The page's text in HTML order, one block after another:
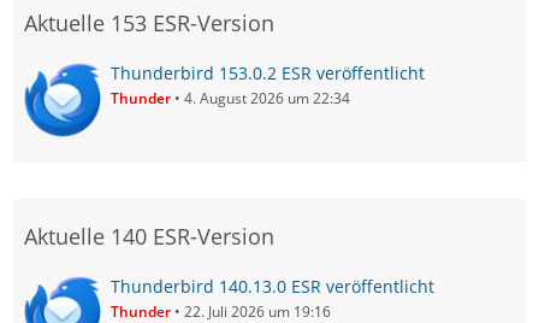
Aktuelle 153 ESR-Version
Thunderbird 153.0.2 ESR veröffentlicht
Thunder 4. August 2026 um 22:34
Aktuelle 140 ESR-Version
Thunderbird 140.13.0 ESR veröffentlicht
Thunder 22. Juli 2026 um 19:16